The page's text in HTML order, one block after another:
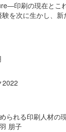
印刷の現在とこ
を次に生かし、新
2022
られる印刷人材の
朋子